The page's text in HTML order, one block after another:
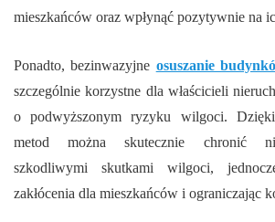
mieszkańców oraz wpłynąć pozytywnie na
Ponadto, bezinwazyjne osuszanie
szczególnie korzystne dla właścicieli
o podwyższonym ryzyku wilgoci.
metod można skutecznie chronić
szkodliwymi skutkami wilgoci,
zakłócenia dla mieszkańców i ograniczając